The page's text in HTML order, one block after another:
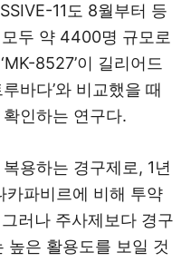
11도 8월부터 등
두 약 4400명 규모로
8527’이 길리어드
바다’와 비교했을 때
인하는 연구다.
용하는 경구제로, 1년
카파비르에 비해 투약
러나 주사제보다 경구
높은 활용도를 보일 것